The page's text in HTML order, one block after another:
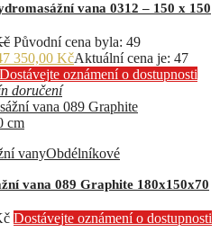
vana 0312 – 150 x 150
Původní cena byla: 49
350,00 KčAktuální cena je: 47
Dostávejte oznámení o dostupnosti
doručení
vanyObdélníkové
vana 089 Graphite 180x150x70
Dostávejte oznámení o dostupnosti